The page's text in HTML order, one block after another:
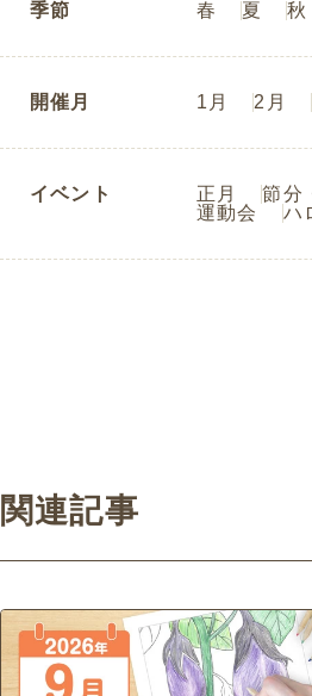
季節 春 夏 秋
開催月 1月 2月
イベント 正月 節分
運動会
ハ
関連記事